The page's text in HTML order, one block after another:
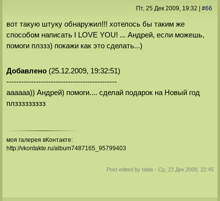
Пт, 25 Дек 2009, 19:32 #66
вот такую штуку обнаружил!!! хотелось бы таким же
способом написать I LOVE YOU! ... Андрей, если можешь,
помоги плззз) покажи как это сделать...)
Добавлено(25.12.2009, 19:32:51)
---------------------------------------------
аааааа)) Андрей) помоги.... сделай подарок на Новый год
плззззззззз
моя галерея вКонтакте:
http://vkontakte.ru/album7487165_95799403
Post edited bytable -Ср, 23 Дек 2009, 22:45